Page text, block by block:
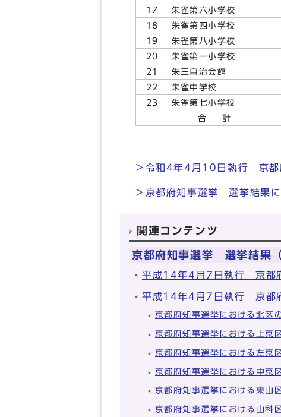
17
朱雀第六小学校
18
朱雀第四小学校
19
朱雀第八小学校
20
朱雀第一小学校
21
朱三自治会館
22
朱雀中学校
23
朱雀第七小学校
合 計
＞令和4年4月10日執行 京都
＞京都府知事選挙 選挙結果に
関連コンテンツ
京都府知事選挙 選挙結果
平成14年4月7日執行 京都
平成14年4月7日執行 京都
京都府知事選挙における北区
京都府知事選挙における上京
京都府知事選挙における左京
京都府知事選挙における中京
京都府知事選挙における東山
京都府知事選挙における山科